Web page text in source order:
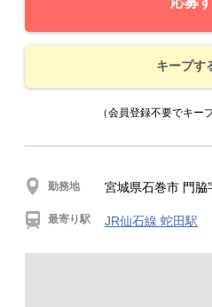
キープす
（会員登録不要でキー
勤務地 宮城県石巻市 門
最寄り駅 JR仙石線 蛇田駅